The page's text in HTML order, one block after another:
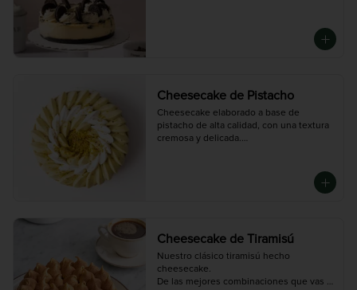
Cheesecake de Pistacho
Cheesecake elaborado a base de
pistacho de alta calidad, con una textura
cremosa y delicada.
Cheesecake de Tiramisú
Nuestro clásico tiramisú hecho
cheesecake.
De las mejores combinaciones que vas a